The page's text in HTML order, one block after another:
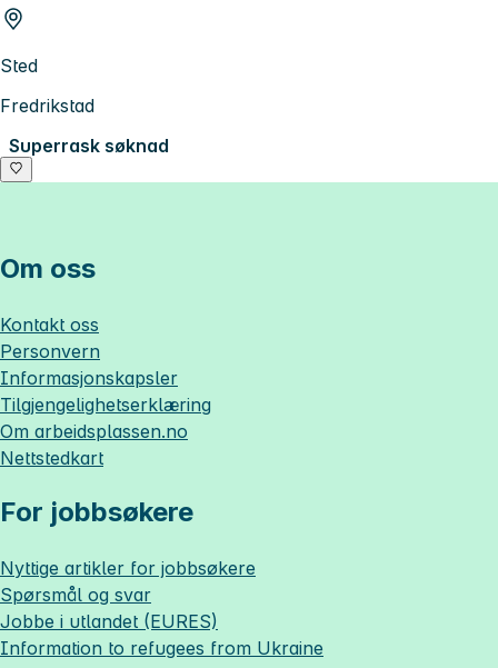
Sted
Fredrikstad
Superrask søknad
Om oss
Kontakt oss
Personvern
Informasjonskapsler
Tilgjengelighetserklæring
Om arbeidsplassen.no
Nettstedkart
For jobbsøkere
Nyttige artikler for jobbsøkere
Spørsmål og svar
Jobbe i utlandet (EURES)
Information to refugees from Ukraine